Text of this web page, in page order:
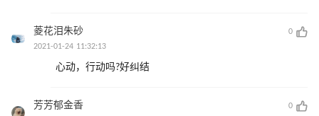
菱花泪朱砂
0
2021-01-24 11:32:13
心动，行动吗?好纠结
芳芳郁金香
0